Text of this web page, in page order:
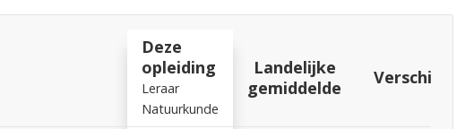
Deze
opleiding
Leraar
Natuurkunde
Landelijke
gemiddelde
Verschil